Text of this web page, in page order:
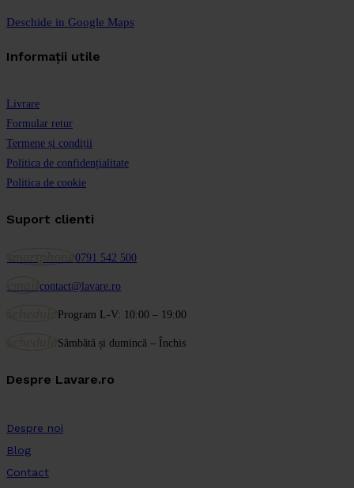
Deschide in Google Maps
Informații utile
Livrare
Formular retur
Termene și condiții
Politica de confidențialitate
Politica de cookie
Suport clienti
0791 542 500
contact@lavare.ro
Program L-V: 10:00 – 19:00
Sâmbătă și dumincă – Închis
Despre Lavare.ro
Despre noi
Blog
Contact